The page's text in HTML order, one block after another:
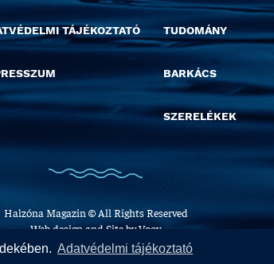
Adatvédelmi tájékoztató
TÁJÉKOZTATÓ TUDOMÁNY
BARKÁCS
SZERELÉKEK
Halzóna Magazin © All Rights Reserved
Web design and Site byVoov